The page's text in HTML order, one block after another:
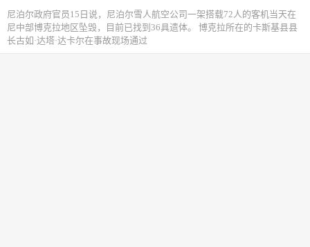
尼泊尔政府官员15日说，尼泊尔雪人航空公司一架搭载72人的客机当天在
尼中部博克拉地区坠毁，目前已找到36具遗体。 博克拉所在的卡斯基县县
长古如·达塔·达卡尔在事故现场通过